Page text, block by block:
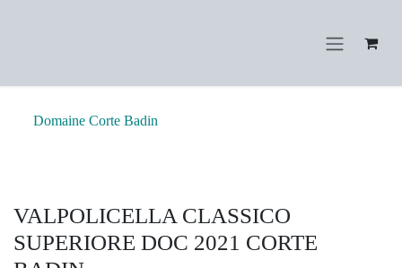
Domaine Corte Badin
VALPOLICELLA CLASSICO
SUPERIORE DOC 2021 CORTE BADIN